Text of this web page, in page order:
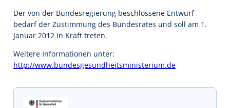
Der von der Bundesregierung beschlossene Entwurf
bedarf der Zustimmung des Bundesrates und soll am 1.
Januar 2012 in Kraft treten.
Weitere Informationen unter:
http://www.bundesgesundheitsministerium.de